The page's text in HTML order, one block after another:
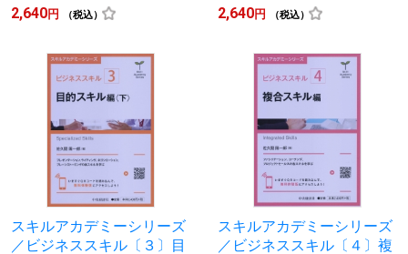
2,640円 （税込） 2,640円 （税込）
スキルアカデミーシリーズ
／ビジネススキル〔３〕目
スキルアカデミーシリーズ
／ビジネススキル〔４〕複